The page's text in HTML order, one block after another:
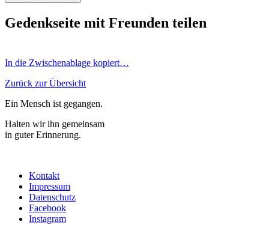
Gedenkseite mit Freunden teilen
In die Zwischenablage kopiert…
Zurück zur Übersicht
Ein Mensch ist gegangen.
Halten wir ihn gemeinsam
in guter Erinnerung.
Kontakt
Impressum
Datenschutz
Facebook
Instagram